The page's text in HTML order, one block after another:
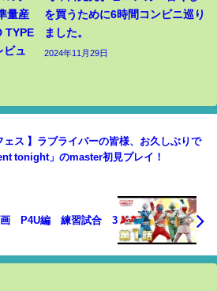
量産
TYPE
ビュ
を買うために6時間コンビニ巡り
ました。
2024年11月29日
ェス 】ラブライバーの皆様、お久しぶりで
tonight」のmaster初見プレイ！
画 P4U編 練習試合 3